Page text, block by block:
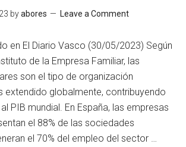
byabores Leave a Comment
en El Diario Vasco (30/05/2023) Según
de la Empresa Familiar, las
son el tipo de organización
extendido globalmente, contribuyendo
PIB mundial. En España, las empresas
el 88% de las sociedades
el 70% del empleo del sector …